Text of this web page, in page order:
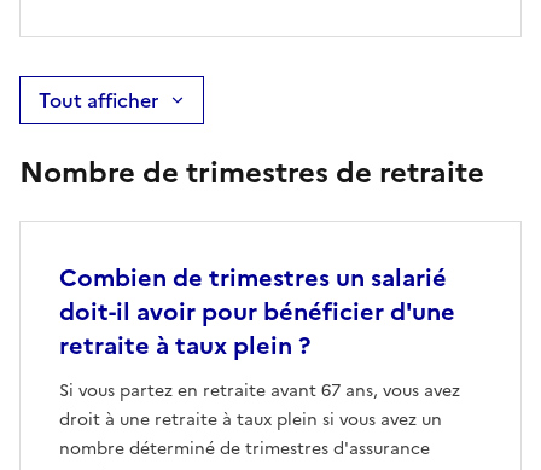
Tout afficher
Nombre de trimestres de retraite
Combien de trimestres un salarié
doit-il avoir pour bénéficier d'une
retraite à taux plein ?
Si vous partez en retraite avant 67 ans, vous avez
droit à une retraite à taux plein si vous avez un
nombre déterminé de trimestres d'assurance